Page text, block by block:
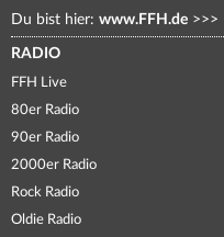
Du bist hier: www.FFH.de >>>
RADIO
FFH Live
80er Radio
90er Radio
2000er Radio
Rock Radio
Oldie Radio